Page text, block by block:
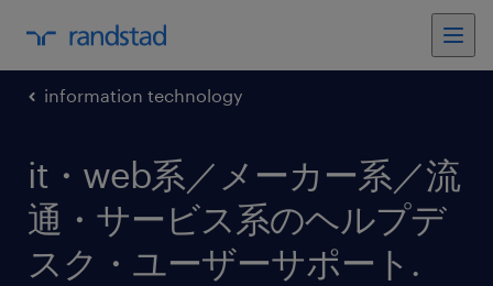
information technology
it・web系／メーカー系／流
通・サービス系のヘルプデ
スク・ユーザーサポート .